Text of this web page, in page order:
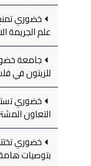
خضوري
علم الجريمة
جامعة
للزيتون في
خضوري
التعاون
خضوري
بتوصيات